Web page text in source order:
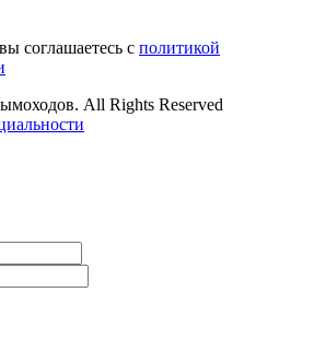
соглашаетесь с политикой
All Rights Reserved